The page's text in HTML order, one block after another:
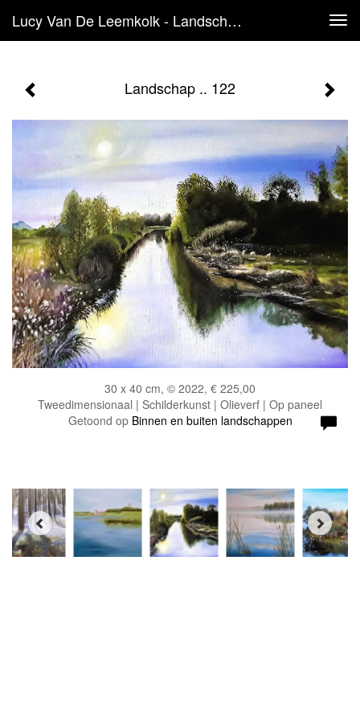
Lucy Van De Leemkolk - Landschap .. 122
Landschap .. 122
30 x 40 cm, © 2022, € 225,00
Tweedimensionaal | Schilderkunst | Olieverf | Op paneel
Getoond op Binnen en buiten landschappen